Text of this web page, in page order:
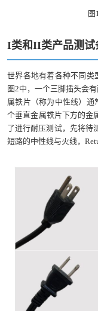
I类和II类产品测试
世界各地有着各种不同类
图2中，一个三脚插头会
属铁片（称为中性线）
个垂直金属铁片下方的金
了进行耐压测试，先将待
短路的中性线与火线，